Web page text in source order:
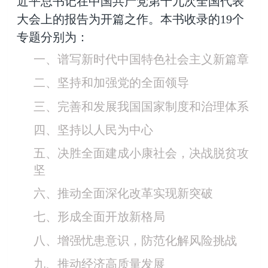
大会上的报告为开篇之作。本书收录的19个
专题分别为：
一、谱写新时代中国特色社会主义新篇章
二、坚持和加强党的全面领导
三、完善和发展我国国家制度和治理体系
四、坚持以人民为中心
五、决胜全面建成小康社会，决战脱贫攻
坚
六、推动全面深化改革实现新突破
七、形成全面开放新格局
八、增强忧患意识，防范化解风险挑战
九、推动经济高质量发展